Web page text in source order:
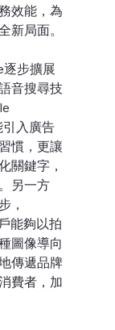
效能，為
新局面。
步擴展
音搜尋技
入廣告
慣，更讓
關鍵字，
另一方
，
能夠以拍
圖像導向
傳遞品牌
費者，加